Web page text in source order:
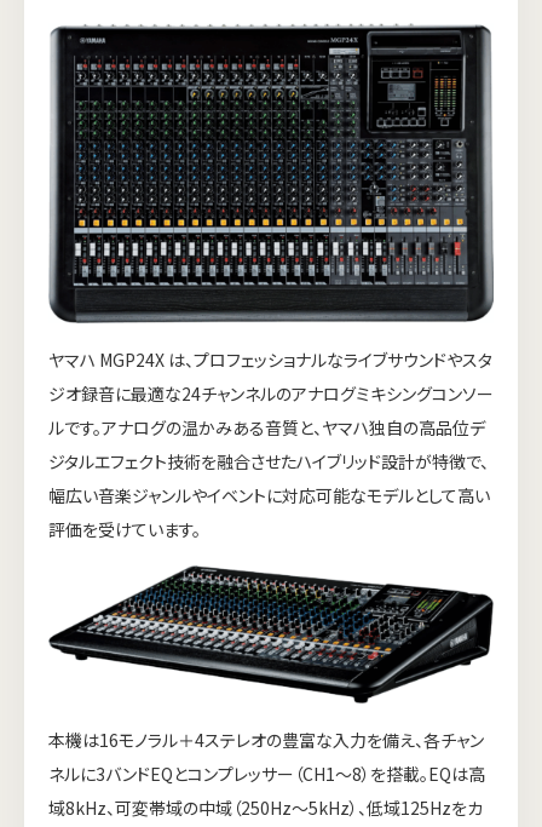
ヤマハ MGP24X は、プロフェッショナルなライブサウンドやスタ
ジオ録音に最適な24チャンネルのアナログミキシングコンソー
ルです。アナログの温かみある音質と、ヤマハ独自の高品位デ
ジタルエフェクト技術を融合させたハイブリッド設計が特徴で、
幅広い音楽ジャンルやイベントに対応可能なモデルとして高い
評価を受けています。
本機は16モノラル＋4ステレオの豊富な入力を備え、各チャン
ネルに3バンドEQとコンプレッサー（CH1〜8）を搭載。EQは高
域8kHz、可変帯域の中域（250Hz〜5kHz）、低域125Hzをカ